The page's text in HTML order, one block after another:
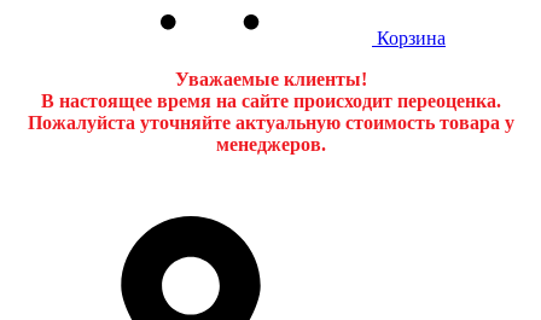
Корзина
Уважаемые клиенты!
В настоящее время на сайте происходит переоценка.
Пожалуйста уточняйте актуальную стоимость товара у
менеджеров.